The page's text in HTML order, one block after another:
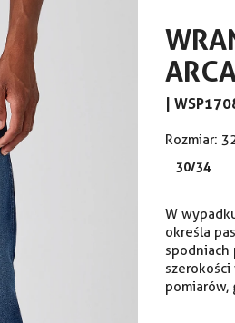
|
Rozmiar:
30/34
W
określa
pomiarów,